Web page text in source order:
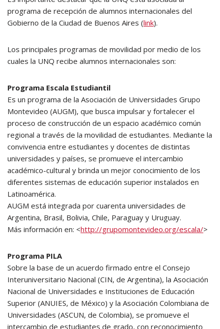
programa de recepción de alumnos internacionales del
Gobierno de la Ciudad de Buenos Aires (link).
Los principales programas de movilidad por medio de los
cuales la UNQ recibe alumnos internacionales son:
Programa Escala Estudiantil
Es un programa de la Asociación de Universidades Grupo
Montevideo (AUGM), que busca impulsar y fortalecer el
proceso de construcción de un espacio académico común
regional a través de la movilidad de estudiantes. Mediante la
convivencia entre estudiantes y docentes de distintas
universidades y países, se promueve el intercambio
académico-cultural y brinda un mejor conocimiento de los
diferentes sistemas de educación superior instalados en
Latinoamérica.
AUGM está integrada por cuarenta universidades de
Argentina, Brasil, Bolivia, Chile, Paraguay y Uruguay.
Más información en: <http://grupomontevideo.org/escala/>
Programa PILA
Sobre la base de un acuerdo firmado entre el Consejo
Interuniversitario Nacional (CIN, de Argentina), la Asociación
Nacional de Universidades e Instituciones de Educación
Superior (ANUIES, de México) y la Asociación Colombiana de
Universidades (ASCUN, de Colombia), se promueve el
intercambio de estudiantes de grado, con reconocimiento